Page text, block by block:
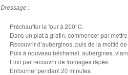
Dressage :
Préchauffer le four à 200°C.
Dans un plat à gratin, commencer par
Recouvrir d’aubergines, puis de la moitié
Puis à nouveau béchamel, aubergines,
Finir par recouvrir de fromages râpés.
Enfourner pendant 20 minutes.